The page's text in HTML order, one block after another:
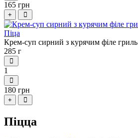
165 грн
+
Крем-суп сирний з курячим філе гриль
285 г
1
180 грн
+
Піцца